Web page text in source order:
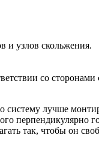
и узлов скольжения.
со сторонами
лучше
перпендикулярно
так, чтобы он